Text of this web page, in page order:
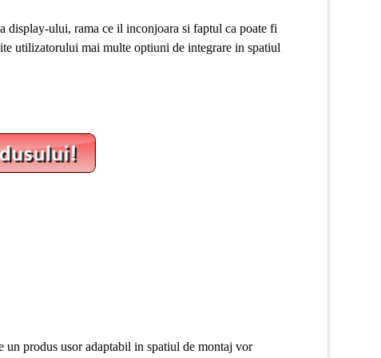
display-ului, rama ce il inconjoara si faptul ca poate fi
utilizatorului mai multe optiuni de integrare in spatiul
un produs usor adaptabil in spatiul de montaj vor